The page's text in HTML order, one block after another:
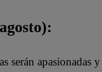
serán apasionadas